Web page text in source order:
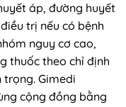
áp, đường huyết
trị nếu có bệnh
nguy cơ cao,
thuốc theo chỉ định
Gimedi
cộng đồng bằng